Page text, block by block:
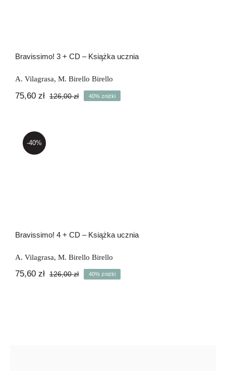
Bravissimo! 3 + CD – Książka ucznia
A. Vilagrasa, M. Birello Birello
126,00złPierwotna
75,60 zł
Aktualna
40% zniżki
-40%
Bravissimo! 4 + CD – Książka ucznia
A. Vilagrasa, M. Birello Birello
126,00złPierwotna
75,60 zł
Aktualna
40% zniżki